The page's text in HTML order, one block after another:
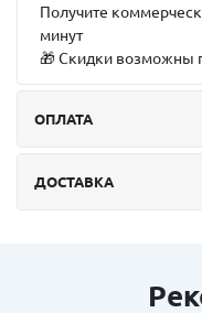
Получите
минут
🎁 Скидки возможны
ОПЛАТА
ДОСТАВКА